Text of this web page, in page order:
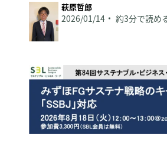
萩原哲郎
2026/01/14 約3分で読め